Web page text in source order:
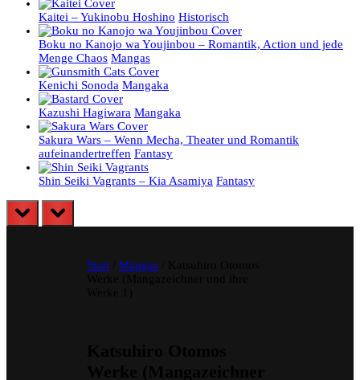
Kaitei – Yukinobu Hoshino Historisch
Boku no Kanojo wa Youjinbou – Romantik, Action und jede
Menge Chaos Mangas
Kenichi Sonoda Mangaka
Kazushi Hagiwara Mangaka
Sakura Wars – Wenn Mecha, Theater und Romantik
aufeinandertreffen Fantasy
Shin Seiki Vagrants – Kia Asamiya Fantasy
prev next
Start Mangas